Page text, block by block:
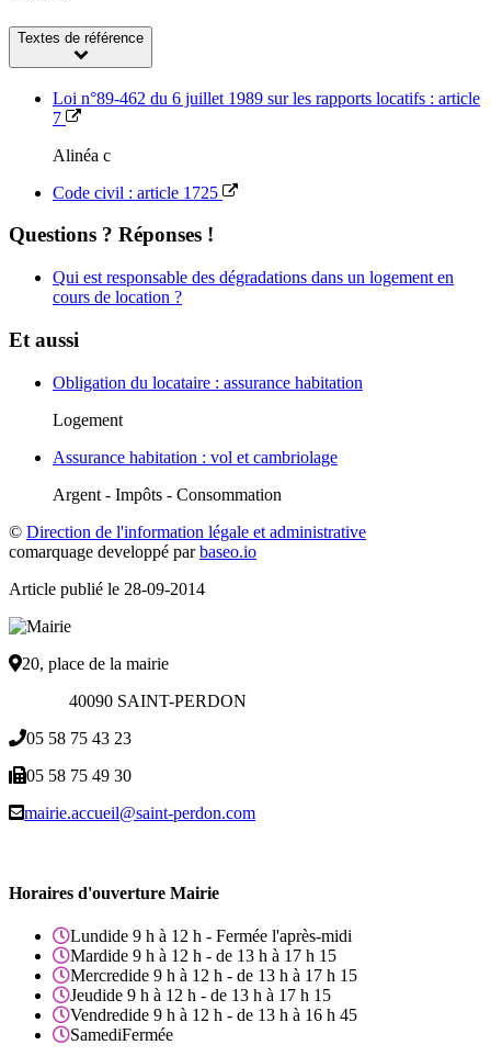
Textes de référence
Loi n°89-462 du 6 juillet 1989 sur les rapports locatifs : article
7
Alinéa c
Code civil : article 1725
Questions ? Réponses !
Qui est responsable des dégradations dans un logement en
cours de location ?
Et aussi
Obligation du locataire : assurance habitation
Logement
Assurance habitation : vol et cambriolage
Argent - Impôts - Consommation
© Direction de l'information légale et administrative
comarquage developpé parbaseo.io
Article publié le 28-09-2014
20, place de la mairie
40090 SAINT-PERDON
05 58 75 43 23
05 58 75 49 30
mairie.accueil@saint-perdon.com
Horaires d'ouverture Mairie
Lundide 9 h à 12 h - Fermée l'après-midi
Mardide 9 h à 12 h - de 13 h à 17 h 15
Mercredide 9 h à 12 h - de 13 h à 17 h 15
Jeudide 9 h à 12 h - de 13 h à 17 h 15
Vendredide 9 h à 12 h - de 13 h à 16 h 45
SamediFermée